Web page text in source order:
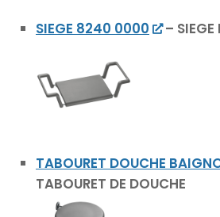
SIEGE 8240 0000 – SIEGE
TABOURET DOUCHE
TABOURET DE DOUCHE